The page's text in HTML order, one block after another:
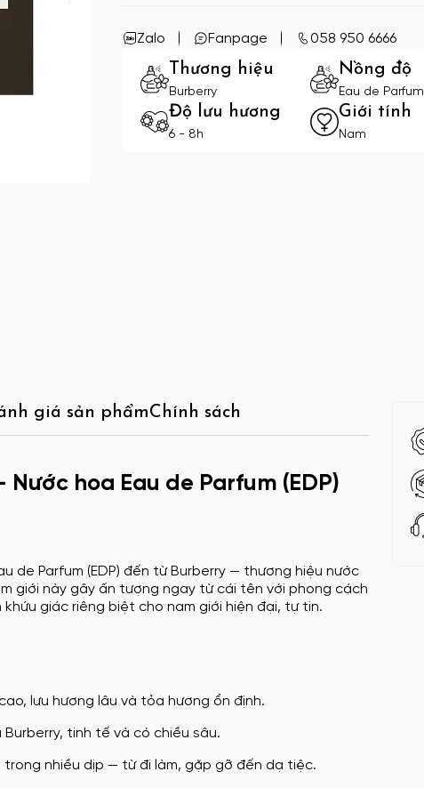
Zalo Fanpage 058 950 6666
Thương hiệu
Burberry
Nồng độ
Eau de Parfum
Độ lưu hương
6 - 8h
Giới tính
Nam
giá sản phẩmChính sách
hoa Eau de Parfum (EDP)
de Parfum (EDP) đến từ Burberry — thương hiệu nước
giới này gây ấn tượng ngay từ cái tên với phong cách
giác riêng biệt cho nam giới hiện đại, tự tin.
lưu hương lâu và tỏa hương ổn định.
tinh tế và có chiều sâu.
trong nhiều dịp — từ đi làm, gặp gỡ đến dạ tiệc.